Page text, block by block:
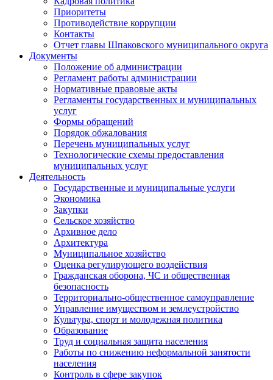
Приоритеты
Противодействие коррупции
Контакты
Отчет главы Шпаковского муниципального округа
Документы
Положение об администрации
Регламент работы администрации
Нормативные правовые акты
Регламенты государственных и муниципальных
услуг
Формы обращений
Порядок обжалования
Перечень муниципальных услуг
Технологические схемы предоставления
муниципальных услуг
Деятельность
Государственные и муниципальные услуги
Экономика
Закупки
Сельское хозяйство
Архивное дело
Архитектура
Муниципальное хозяйство
Оценка регулирующего воздействия
Гражданская оборона, ЧС и общественная
безопасность
Территориально-общественное самоуправление
Управление имуществом и землеустройство
Культура, спорт и молодежная политика
Образование
Труд и социальная защита населения
Работы по снижению неформальной занятости
населения
Контроль в сфере закупок